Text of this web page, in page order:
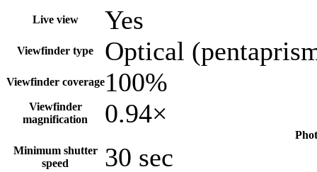
Live view Yes
Viewfinder type Optical
Viewfinder coverage 100%
Viewfinder
magnification
0.94×
Minimum shutter
speed
30 sec